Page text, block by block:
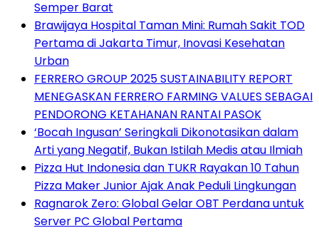
Semper Barat
Brawijaya Hospital Taman Mini: Rumah Sakit TOD
Pertama di Jakarta Timur, Inovasi Kesehatan
Urban
FERRERO GROUP 2025 SUSTAINABILITY REPORT
MENEGASKAN FERRERO FARMING VALUES SEBAGAI
PENDORONG KETAHANAN RANTAI PASOK
‘Bocah Ingusan’ Seringkali Dikonotasikan dalam
Arti yang Negatif, Bukan Istilah Medis atau Ilmiah
Pizza Hut Indonesia dan TUKR Rayakan 10 Tahun
Pizza Maker Junior Ajak Anak Peduli Lingkungan
Ragnarok Zero: Global Gelar OBT Perdana untuk
Server PC Global Pertama